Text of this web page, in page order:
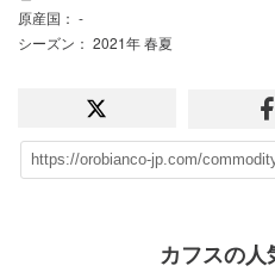
原産国 ： -
シーズン ： 2021年 春夏
カフスの人